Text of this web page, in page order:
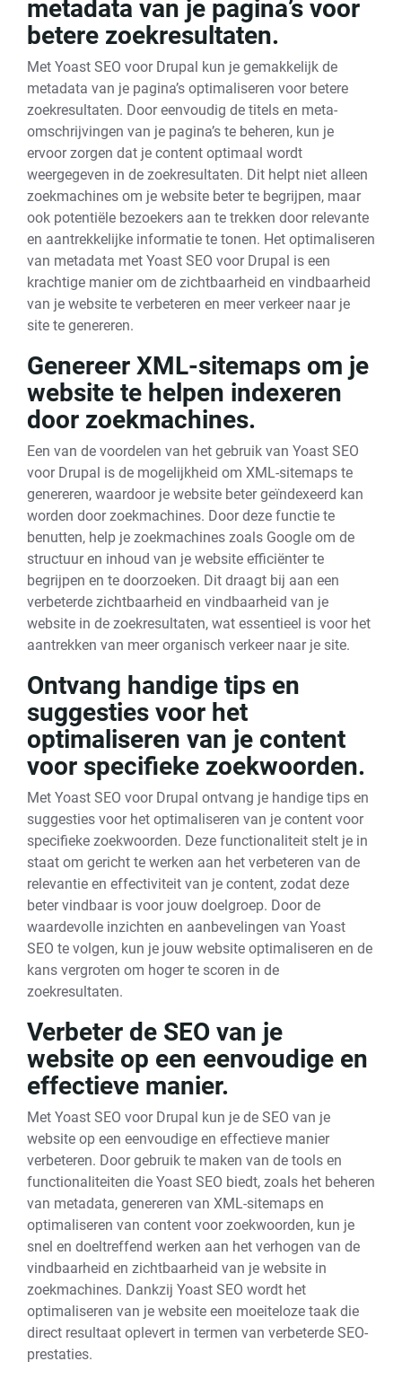
metadata van je pagina’s voor
betere zoekresultaten.
Met Yoast SEO voor Drupal kun je gemakkelijk de
metadata van je pagina’s optimaliseren voor betere
zoekresultaten. Door eenvoudig de titels en meta-
omschrijvingen van je pagina’s te beheren, kun je
ervoor zorgen dat je content optimaal wordt
weergegeven in de zoekresultaten. Dit helpt niet alleen
zoekmachines om je website beter te begrijpen, maar
ook potentiële bezoekers aan te trekken door relevante
en aantrekkelijke informatie te tonen. Het optimaliseren
van metadata met Yoast SEO voor Drupal is een
krachtige manier om de zichtbaarheid en vindbaarheid
van je website te verbeteren en meer verkeer naar je
site te genereren.
Genereer XML-sitemaps om je
website te helpen indexeren
door zoekmachines.
Een van de voordelen van het gebruik van Yoast SEO
voor Drupal is de mogelijkheid om XML-sitemaps te
genereren, waardoor je website beter geïndexeerd kan
worden door zoekmachines. Door deze functie te
benutten, help je zoekmachines zoals Google om de
structuur en inhoud van je website efficiënter te
begrijpen en te doorzoeken. Dit draagt bij aan een
verbeterde zichtbaarheid en vindbaarheid van je
website in de zoekresultaten, wat essentieel is voor het
aantrekken van meer organisch verkeer naar je site.
Ontvang handige tips en
suggesties voor het
optimaliseren van je content
voor specifieke zoekwoorden.
Met Yoast SEO voor Drupal ontvang je handige tips en
suggesties voor het optimaliseren van je content voor
specifieke zoekwoorden. Deze functionaliteit stelt je in
staat om gericht te werken aan het verbeteren van de
relevantie en effectiviteit van je content, zodat deze
beter vindbaar is voor jouw doelgroep. Door de
waardevolle inzichten en aanbevelingen van Yoast
SEO te volgen, kun je jouw website optimaliseren en de
kans vergroten om hoger te scoren in de
zoekresultaten.
Verbeter de SEO van je
website op een eenvoudige en
effectieve manier.
Met Yoast SEO voor Drupal kun je de SEO van je
website op een eenvoudige en effectieve manier
verbeteren. Door gebruik te maken van de tools en
functionaliteiten die Yoast SEO biedt, zoals het beheren
van metadata, genereren van XML-sitemaps en
optimaliseren van content voor zoekwoorden, kun je
snel en doeltreffend werken aan het verhogen van de
vindbaarheid en zichtbaarheid van je website in
zoekmachines. Dankzij Yoast SEO wordt het
optimaliseren van je website een moeiteloze taak die
direct resultaat oplevert in termen van verbeterde SEO-
prestaties.